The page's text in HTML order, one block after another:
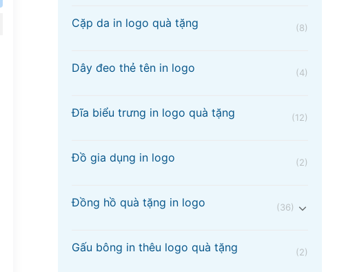
Cặp da in logo quà tặng (8)
Dây đeo thẻ tên in logo (4)
Đĩa biểu trưng in logo quà tặng (12)
Đồ gia dụng in logo (2)
Đồng hồ quà tặng in logo (36)
Gấu bông in thêu logo quà tặng (2)